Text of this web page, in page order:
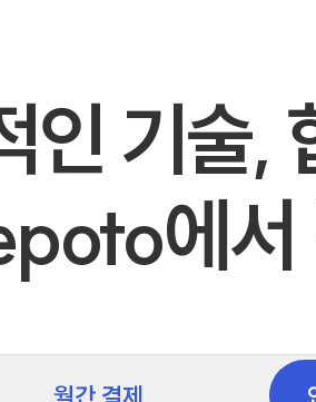
인 기술,
에서